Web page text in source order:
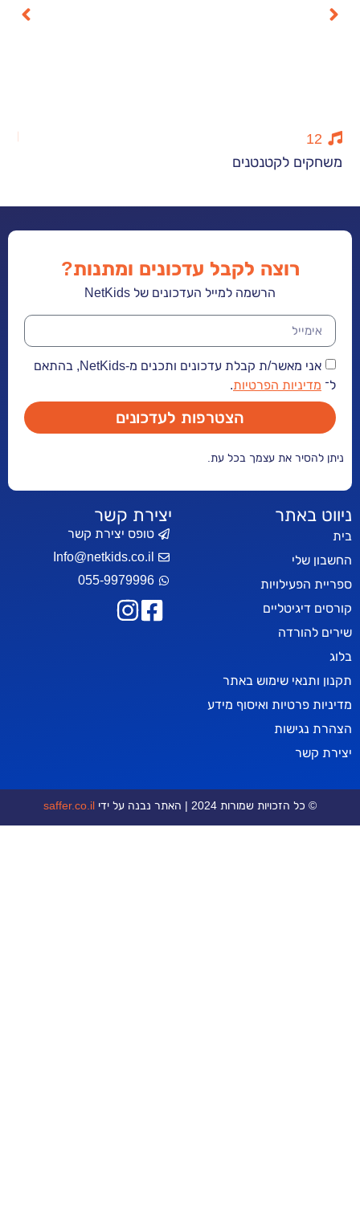
לקטנטנים
שימוש באתר
ואיסוף מידע
רוצה לקבל עדכונים ומתנות?
הרשמה למייל העדכונים של NetKids
אני מאשר/ת קבלת עדכונים ותכנים מ-NetKids, בהתאם
הפרטיות.
הצטרפות לעדכונים
את עצמך בכל עת.
יצירת קשר
טופס יצירת קשר
Info@netkids.co.il
055-9979996
שמורות 2024 | האתר נבנה על ידי saffer.co.il